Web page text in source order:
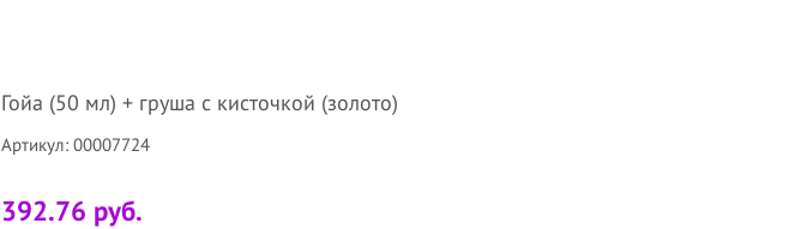
Гойа (50 мл) + груша с кисточкой (золото)
Артикул: 00007724
392.76 руб.